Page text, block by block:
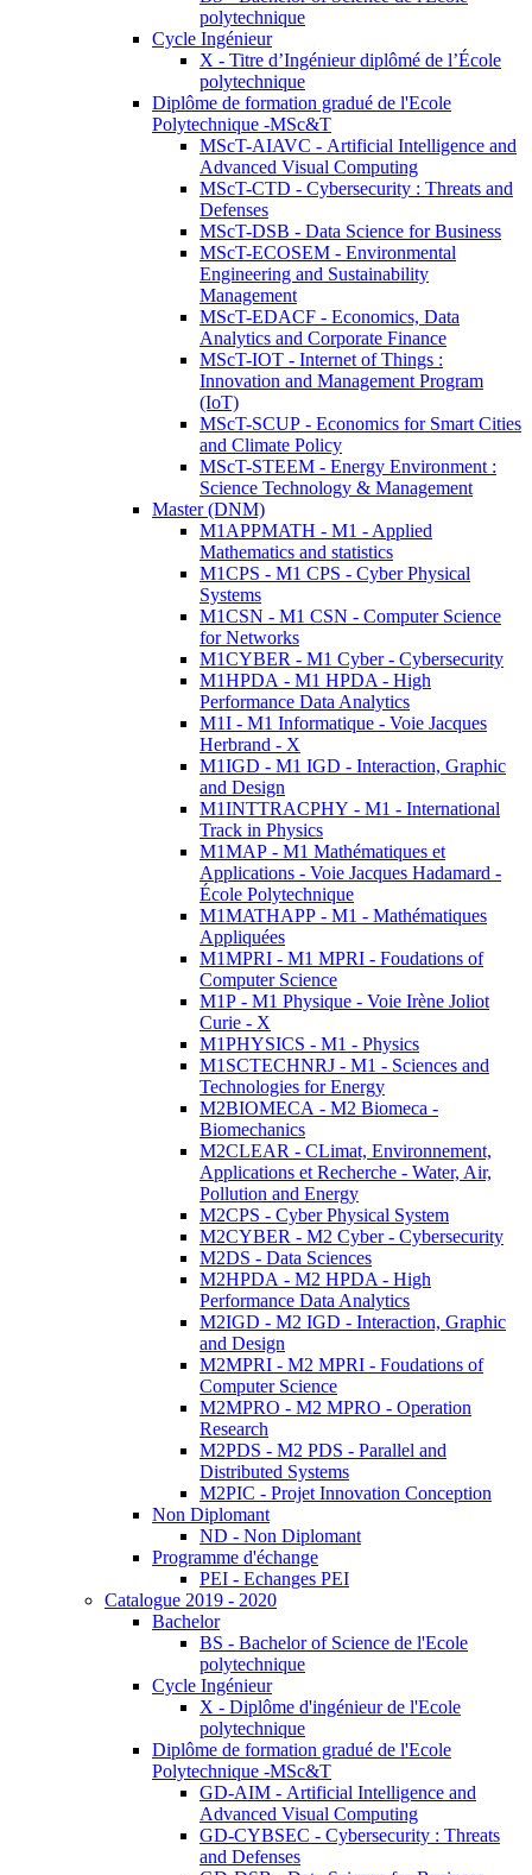
polytechnique
Cycle Ingénieur
X - Titre d’Ingénieur diplômé de l’École
polytechnique
Diplôme de formation gradué de l'Ecole
Polytechnique -MSc&T
MScT-AIAVC - Artificial Intelligence and
Advanced Visual Computing
MScT-CTD - Cybersecurity : Threats and
Defenses
MScT-DSB - Data Science for Business
MScT-ECOSEM - Environmental
Engineering and Sustainability
Management
MScT-EDACF - Economics, Data
Analytics and Corporate Finance
MScT-IOT - Internet of Things :
Innovation and Management Program
(IoT)
MScT-SCUP - Economics for Smart Cities
and Climate Policy
MScT-STEEM - Energy Environment :
Science Technology & Management
Master (DNM)
M1APPMATH - M1 - Applied
Mathematics and statistics
M1CPS - M1 CPS - Cyber Physical
Systems
M1CSN - M1 CSN - Computer Science
for Networks
M1CYBER - M1 Cyber - Cybersecurity
M1HPDA - M1 HPDA - High
Performance Data Analytics
M1I - M1 Informatique - Voie Jacques
Herbrand - X
M1IGD - M1 IGD - Interaction, Graphic
and Design
M1INTTRACPHY - M1 - International
Track in Physics
M1MAP - M1 Mathématiques et
Applications - Voie Jacques Hadamard -
École Polytechnique
M1MATHAPP - M1 - Mathématiques
Appliquées
M1MPRI - M1 MPRI - Foudations of
Computer Science
M1P - M1 Physique - Voie Irène Joliot
Curie - X
M1PHYSICS - M1 - Physics
M1SCTECHNRJ - M1 - Sciences and
Technologies for Energy
M2BIOMECA - M2 Biomeca -
Biomechanics
M2CLEAR - CLimat, Environnement,
Applications et Recherche - Water, Air,
Pollution and Energy
M2CPS - Cyber Physical System
M2CYBER - M2 Cyber - Cybersecurity
M2DS - Data Sciences
M2HPDA - M2 HPDA - High
Performance Data Analytics
M2IGD - M2 IGD - Interaction, Graphic
and Design
M2MPRI - M2 MPRI - Foudations of
Computer Science
M2MPRO - M2 MPRO - Operation
Research
M2PDS - M2 PDS - Parallel and
Distributed Systems
M2PIC - Projet Innovation Conception
Non Diplomant
ND - Non Diplomant
Programme d'échange
PEI - Echanges PEI
Catalogue 2019 - 2020
Bachelor
BS - Bachelor of Science de l'Ecole
polytechnique
Cycle Ingénieur
X - Diplôme d'ingénieur de l'Ecole
polytechnique
Diplôme de formation gradué de l'Ecole
Polytechnique -MSc&T
GD-AIM - Artificial Intelligence and
Advanced Visual Computing
GD-CYBSEC - Cybersecurity : Threats
and Defenses